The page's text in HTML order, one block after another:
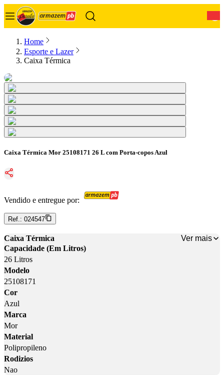
Home
Esporte e Lazer
Caixa Térmica
Caixa Térmica Mor 25108171 26 L com Porta-copos Azul
Vendido e entregue por:
Ref.: 024547
Caixa Térmica
Ver mais
Capacidade (Em Litros)
26 Litros
Modelo
25108171
Cor
Azul
Marca
Mor
Material
Polipropileno
Rodizios
Nao